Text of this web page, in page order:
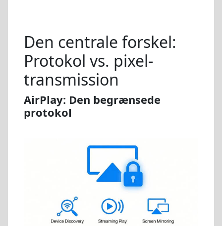
Den centrale forskel:
Protokol vs. pixel-
transmission
AirPlay: Den begrænsede
protokol